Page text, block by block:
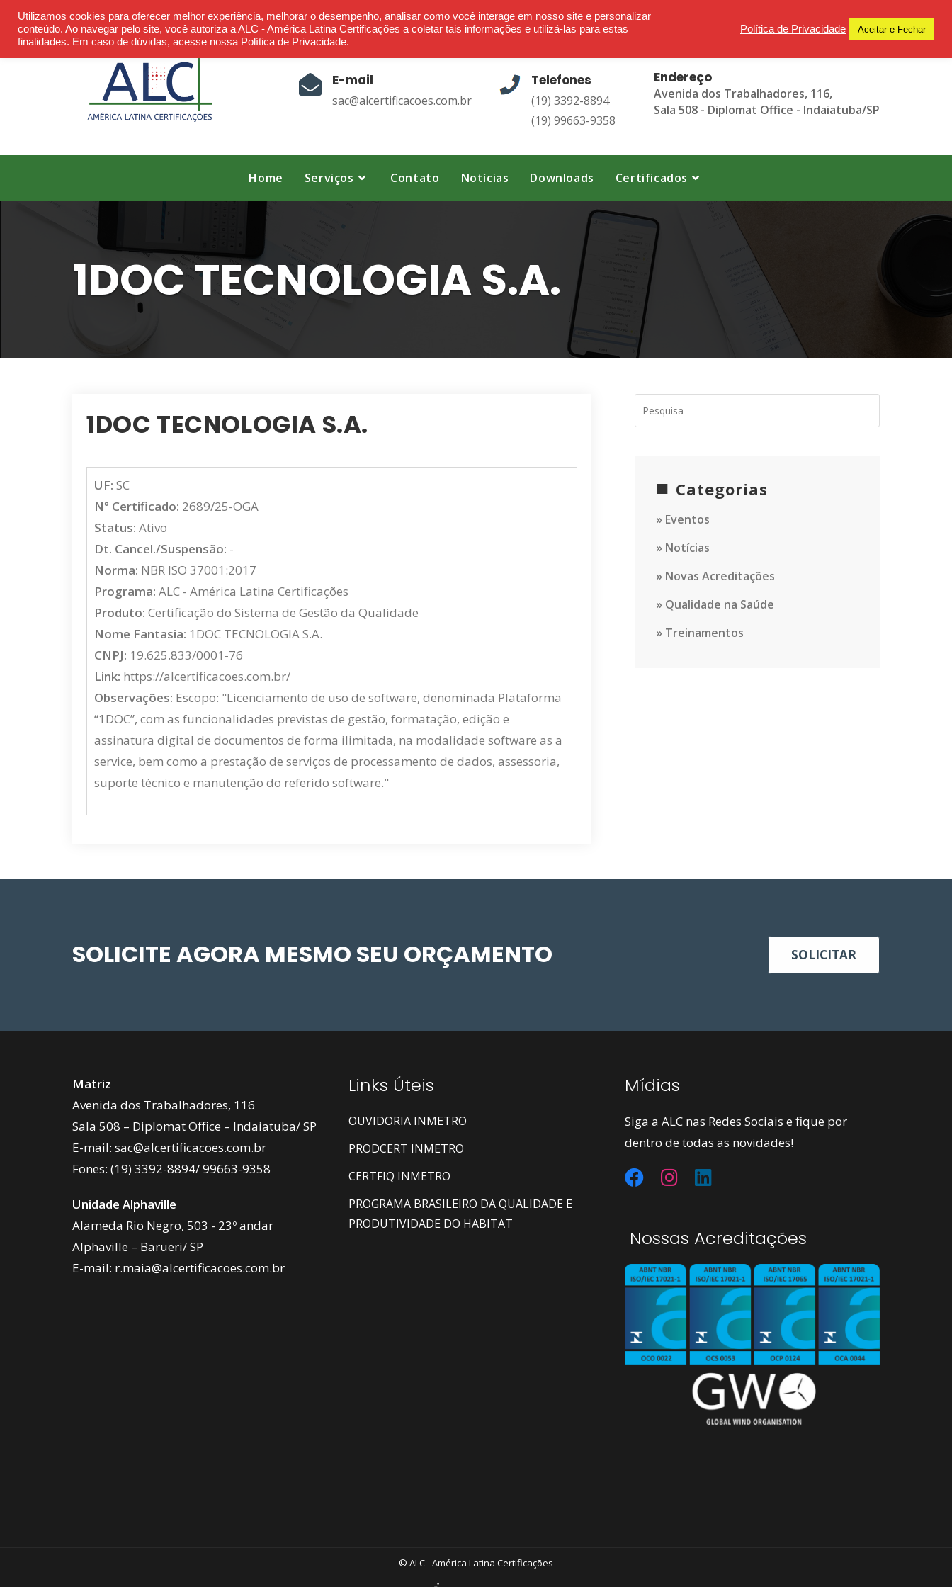
content
Ética - Confiança - Credibilidade - Transparência
E-mail
sac@alcertificacoes.com.br
Telefones
(19) 3392-8894
(19) 99663-9358
Endereço
Avenida dos Trabalhadores, 116,
Sala 508 - Diplomat Office - Indaiatuba/SP
Home Serviços Contato Notícias Downloads Certificados
1DOC TECNOLOGIA S.A.
1DOC TECNOLOGIA S.A.
UF: SC
N° Certificado: 2689/25-OGA
Status: Ativo
Dt. Cancel./Suspensão: -
Norma: NBR ISO 37001:2017
Programa: ALC - América Latina Certificações
Produto: Certificação do Sistema de Gestão da Qualidade
Nome Fantasia: 1DOC TECNOLOGIA S.A.
CNPJ: 19.625.833/0001-76
Link: https://alcertificacoes.com.br/
Observações: Escopo: "Licenciamento de uso de software, denominada Plataforma
“1DOC”, com as funcionalidades previstas de gestão, formatação, edição e
assinatura digital de documentos de forma ilimitada, na modalidade software as a
service, bem como a prestação de serviços de processamento de dados, assessoria,
suporte técnico e manutenção do referido software."
Categorias
Eventos
Notícias
Novas Acreditações
Qualidade na Saúde
Treinamentos
SOLICITE AGORA MESMO SEU ORÇAMENTO SOLICITAR
Matriz
Avenida dos Trabalhadores, 116
Sala 508 – Diplomat Office – Indaiatuba/ SP
E-mail: sac@alcertificacoes.com.br
Fones: (19) 3392-8894/99663-9358
Unidade Alphaville
Alameda Rio Negro, 503 - 23º andar
Alphaville – Barueri/ SP
E-mail: r.maia@alcertificacoes.com.br
Links Úteis
OUVIDORIA INMETRO
PRODCERT INMETRO
CERTFIQ INMETRO
PROGRAMA BRASILEIRO DA QUALIDADE E
PRODUTIVIDADE DO HABITAT
Mídias
Siga a ALC nas Redes Sociais e fique por
dentro de todas as novidades!
Nossas Acreditações
© ALC - América Latina Certificações
Utilizamos cookies para oferecer melhor experiência, melhorar o desempenho, analisar como você interage em nosso site e personalizar
conteúdo. Ao navegar pelo site, você autoriza a ALC - América Latina Certificações a coletar tais informações e utilizá-las para estas
finalidades. Em caso de dúvidas, acesse nossa Política de Privacidade.
Política de Privacidade Aceitar e Fechar